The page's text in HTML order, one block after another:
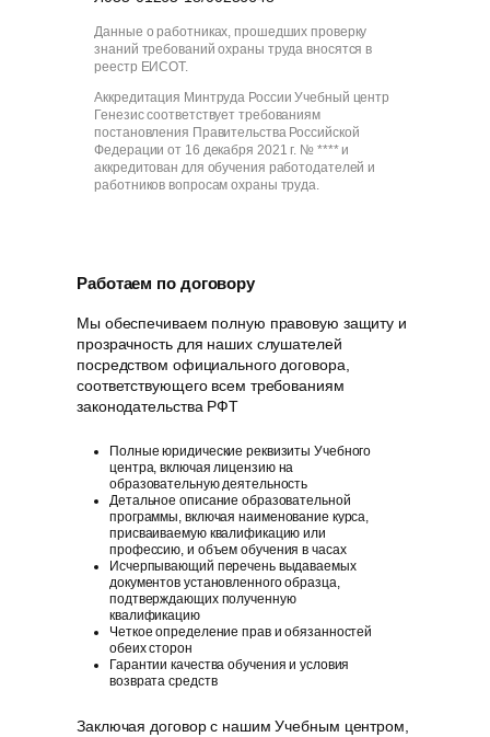
Данные о работниках, прошедших проверку
знаний требований охраны труда вносятся в
реестр ЕИСОТ.
Аккредитация Минтруда России Учебный центр
Генезис соответствует требованиям
постановления Правительства Российской
Федерации от 16 декабря 2021 г. № **** и
аккредитован для обучения работодателей и
работников вопросам охраны труда.
Работаем по договору
Мы обеспечиваем полную правовую защиту и
прозрачность для наших слушателей
посредством официального договора,
соответствующего всем требованиям
законодательства РФT
Полные юридические реквизиты Учебного
центра, включая лицензию на
образовательную деятельность
Детальное описание образовательной
программы, включая наименование курса,
присваиваемую квалификацию или
профессию, и объем обучения в часах
Исчерпывающий перечень выдаваемых
документов установленного образца,
подтверждающих полученную
квалификацию
Четкое определение прав и обязанностей
обеих сторон
Гарантии качества обучения и условия
возврата средств
Заключая договор с нашим Учебным центром,